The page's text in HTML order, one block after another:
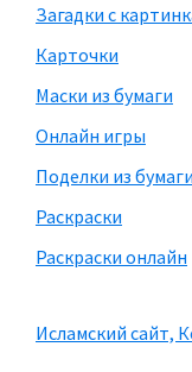
Загадки с
Карточки
Маски из бумаги
Онлайн игры
Поделки из бумаги
Раскраски
Раскраски онлайн
Исламский сайт,